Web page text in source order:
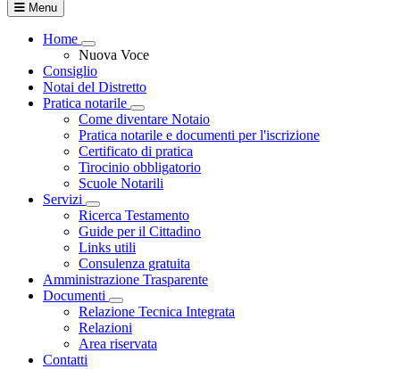
Menu
Home
Visualizza menù di secondo livello
Nuova Voce
Consiglio
Notai del Distretto
Pratica notarile
Visualizza menù di secondo livello
Come diventare Notaio
Pratica notarile e documenti per l'iscrizione
Certificato di pratica
Tirocinio obbligatorio
Scuole Notarili
Servizi
Visualizza menù di secondo livello
Ricerca Testamento
Guide per il Cittadino
Links utili
Consulenza gratuita
Amministrazione Trasparente
Documenti
Visualizza menù di secondo livello
Relazione Tecnica Integrata
Relazioni
Area riservata
Contatti